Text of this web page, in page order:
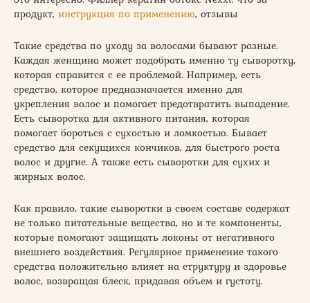
продукт, инструкция по применению, отзывы
Такие средства по уходу за волосами бывают разные.
Каждая женщина может подобрать именно ту сыворотку,
которая справится с ее проблемой. Например, есть
средство, которое предназначается именно для
укрепления волос и помогает предотвратить выпадение.
Есть сыворотка для активного питания, которая
помогает бороться с сухостью и ломкостью. Бывает
средство для секущихся кончиков, для быстрого роста
волос и другие. А также есть сыворотки для сухих и
жирных волос.
Как правило, такие сыворотки в своем составе содержат
не только питательные вещества, но и те компоненты,
которые помогают защищать локоны от негативного
внешнего воздействия. Регулярное применение такого
средства положительно влияет на структуру и здоровье
волос, возвращая блеск, придавая объем и густоту.